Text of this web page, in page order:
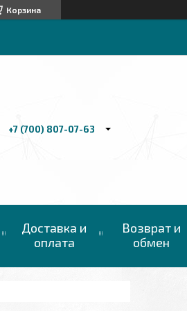
Корзина
+7 (700) 807-07-63
Доставка и
оплата
Возврат и
обмен